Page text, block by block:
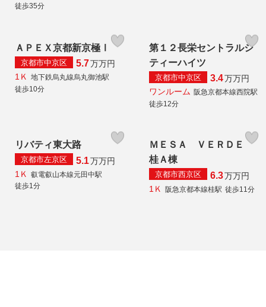
徒歩35分
ＡＰＥＸ京都新京極Ⅰ
京都市中京区 5.7万万円
1Ｋ 地下鉄烏丸線烏丸御池駅
徒歩10分
第１２長栄セントラルシ
ティーハイツ
京都市中京区 3.4万万円
ワンルーム 阪急京都本線西院駅
徒歩12分
リバティ東大路
京都市左京区 5.1万万円
1Ｋ
叡電叡山本線元田中駅
徒歩1分
ＭＥＳＡ ＶＥＲＤＥ
桂Ａ棟
京都市西京区 6.3万万円
1Ｋ
阪急京都本線桂駅 徒歩11分